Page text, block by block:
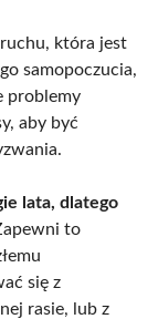
która jest
samopoczucia,
problemy
aby być
lata, dlatego
to
się z
rasie, lub z